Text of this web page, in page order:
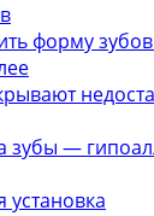
форму
зубы —
установка